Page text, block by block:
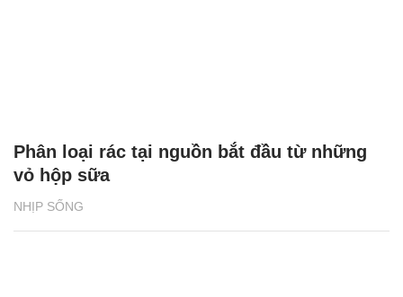
NHỊP SỐNG
Phân loại rác tại nguồn bắt đầu từ những
vỏ hộp sữa